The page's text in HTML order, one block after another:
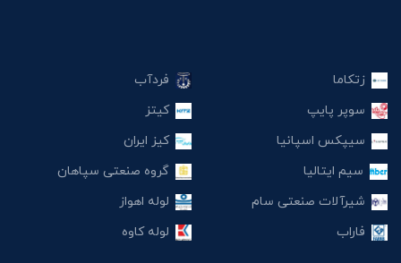
زتکاما
سوپر پایپ
سیپکس اسپانیا
سیم ایتالیا
شیرآلات صنعتی سام
فاراب
فردآب
کیتز
کیز ایران
گروه صنعتی سپاهان
لوله اهواز
لوله کاوه